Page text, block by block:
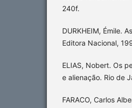
240f.
DURKHEIM, Émile.
Editora Nacional,
ELIAS, Nobert. Os
e alienação. Rio de
FARACO, Carlos